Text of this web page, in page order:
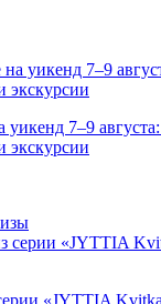
уикенд 7–9
экскурсии
«JYTTIA